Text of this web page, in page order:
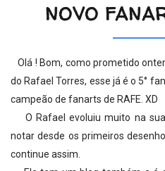
NOVO
Olá ! Bom, como prometido
do Rafael Torres, esse já é o 5°
campeão de fanarts de RAFE. XD
O Rafael evoluiu muito na
notar desde os primeiros
continue assim.